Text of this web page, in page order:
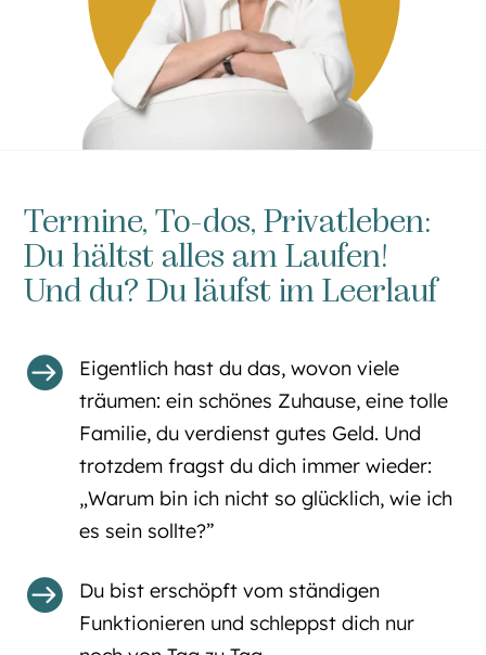
Termine, To-dos, Privatleben:
Du hältst alles am Laufen!
Und du? Du läufst im Leerlauf

Eigentlich hast du das, wovon viele
träumen: ein schönes Zuhause, eine tolle
Familie, du verdienst gutes Geld. Und
trotzdem fragst du dich immer wieder:
„Warum bin ich nicht so glücklich, wie ich
es sein sollte?”

Du bist erschöpft vom ständigen
Funktionieren und schleppst dich nur